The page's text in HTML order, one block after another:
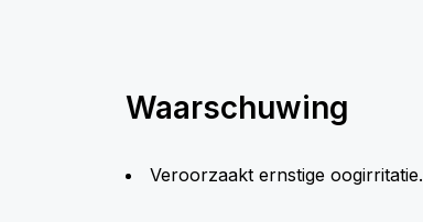
Waarschuwing
Veroorzaakt ernstige oogirritatie.